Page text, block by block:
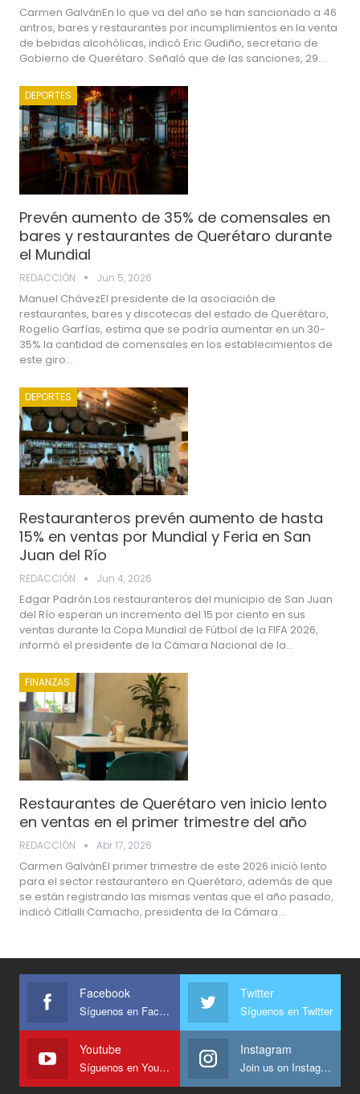
Carmen GalvánEn lo que va del año se han sancionado a 46
antros, bares y restaurantes por incumplimientos en la venta
de bebidas alcohólicas, indicó Eric Gudiño, secretario de
Gobierno de Querétaro. Señaló que de las sanciones, 29…
DEPORTES
Prevén aumento de 35% de comensales en
bares y restaurantes de Querétaro durante
el Mundial
REDACCIÓN Jun 5, 2026
Manuel ChávezEl presidente de la asociación de
restaurantes, bares y discotecas del estado de Querétaro,
Rogelio Garfías, estima que se podría aumentar en un 30-
35% la cantidad de comensales en los establecimientos de
este giro…
DEPORTES
Restauranteros prevén aumento de hasta
15% en ventas por Mundial y Feria en San
Juan del Río
REDACCIÓN Jun 4, 2026
Edgar Padrón.Los restauranteros del municipio de San Juan
del Río esperan un incremento del 15 por ciento en sus
ventas durante la Copa Mundial de Fútbol de la FIFA 2026,
informó el presidente de la Cámara Nacional de la…
FINANZAS
Restaurantes de Querétaro ven inicio lento
en ventas en el primer trimestre del año
REDACCIÓN Abr 17, 2026
Carmen GalvánEl primer trimestre de este 2026 inició lento
para el sector restaurantero en Querétaro, además de que
se están registrando las mismas ventas que el año pasado,
indicó Citlalli Camacho, presidenta de la Cámara…
Facebook
Síguenos en Facebook
Twitter
Síguenos en Twitter
Youtube
Síguenos en Youtube
Instagram
Join us on Instagram